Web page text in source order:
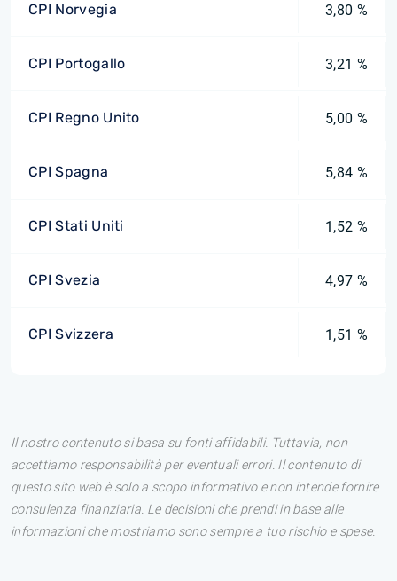
CPI Norvegia 3,80 %
CPI Portogallo 3,21 %
CPI Regno Unito 5,00 %
CPI Spagna 5,84 %
CPI Stati Uniti 1,52 %
CPI Svezia 4,97 %
CPI Svizzera 1,51 %
Il nostro contenuto si basa su fonti affidabili. Tuttavia, non
accettiamo responsabilità per eventuali errori. Il contenuto di
questo sito web è solo a scopo informativo e non intende fornire
consulenza finanziaria. Le decisioni che prendi in base alle
informazioni che mostriamo sono sempre a tuo rischio e spese.